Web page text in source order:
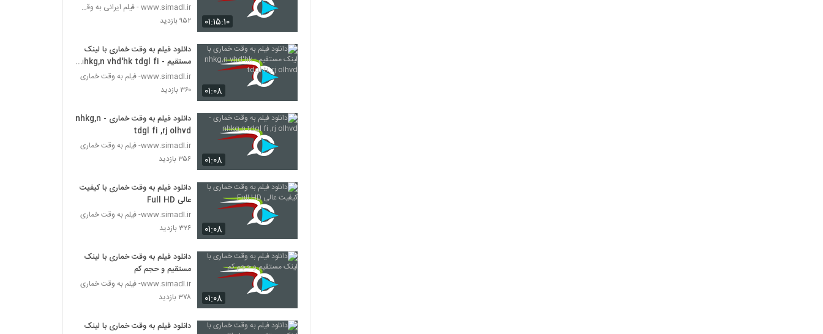
۰۱:۱۵:۱۰
www.simadl.ir - فیلم ایرانی به وقت خماری
۹۵۲ بازدید
۰۱:۰۸
دانلود فیلم به وقت خماری با لینک
مستقیم - nhkg,n vhd'hk tdgl fi
,rj olhvd
www.simadl.ir- فیلم به وقت خماری
۳۶۰ بازدید
۰۱:۰۸
دانلود فیلم به وقت خماری - nhkg,n
tdgl fi ,rj olhvd
www.simadl.ir- فیلم به وقت خماری
۳۵۶ بازدید
۰۱:۰۸
دانلود فیلم به وقت خماری با کیفیت
عالی Full HD
www.simadl.ir- فیلم به وقت خماری
۳۲۶ بازدید
۰۱:۰۸
دانلود فیلم به وقت خماری با لینک
مستقیم و حجم کم
www.simadl.ir- فیلم به وقت خماری
۳۷۸ بازدید
دانلود فیلم به وقت خماری با لینک